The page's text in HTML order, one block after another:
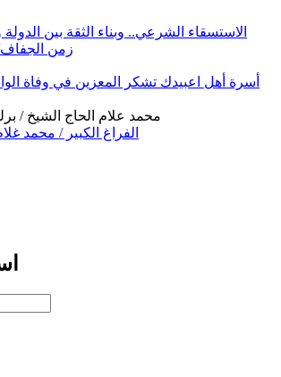
الاستسقاء الشرعي.. وبناء الثقة بين
زمن
أسرة أهل اعبيدك تشكر المعزين في وفاة
الفراغ الكبير / محمد